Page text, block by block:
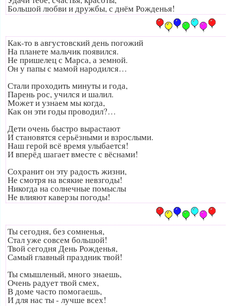
Большой любви и дружбы, с днём Рожденья!
Как-то в августовский день погожий
На планете мальчик появился.
Не пришелец с Марса, а земной.
Он у папы с мамой народился…
Стали проходить минуты и года,
Парень рос, учился и шалил.
Может и узнаем мы когда,
Как он эти годы проводил?…
Дети очень быстро вырастают
И становятся серьёзными и взрослыми.
Наш герой всё время улыбается!
И вперёд шагает вместе с вёснами!
Сохранит он эту радость жизни,
Не смотря на всякие невзгоды!
Никогда на солнечные помыслы
Не влияют каверзы погоды!
Ты сегодня, без сомненья,
Стал уже совсем большой!
Твой сегодня День Рожденья,
Самый главный праздник твой!
Ты смышленый, много знаешь,
Очень радует твой смех,
В доме часто помогаешь,
И для нас ты - лучше всех!